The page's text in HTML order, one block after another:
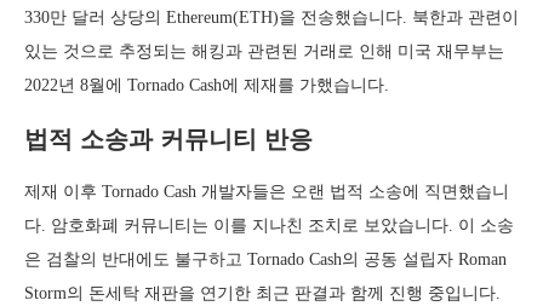
330만 달러 상당의 Ethereum(ETH)을 전송했습니다. 북한과 관련이
있는 것으로 추정되는 해킹과 관련된 거래로 인해 미국 재무부는
2022년 8월에 Tornado Cash에 제재를 가했습니다.
법적 소송과 커뮤니티 반응
제재 이후 Tornado Cash 개발자들은 오랜 법적 소송에 직면했습니
다. 암호화폐 커뮤니티는 이를 지나친 조치로 보았습니다. 이 소송
은 검찰의 반대에도 불구하고 Tornado Cash의 공동 설립자 Roman
Storm의 돈세탁 재판을 연기한 최근 판결과 함께 진행 중입니다.